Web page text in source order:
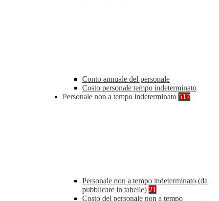
Conto annuale del personale
Costo personale tempo indeterminato
Personale non a tempo indeterminato 517
Personale non a tempo indeterminato (da
pubblicare in tabelle) 21
Costo del personale non a tempo